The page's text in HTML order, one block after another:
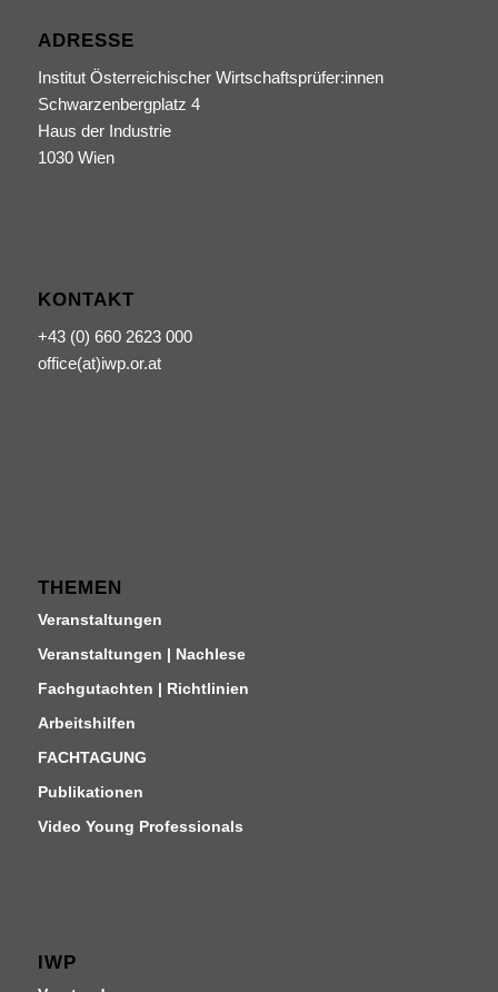
ADRESSE
Institut Österreichischer Wirtschaftsprüfer:innen
Schwarzenbergplatz 4
Haus der Industrie
1030 Wien
KONTAKT
+43 (0) 660 2623 000
office(at)iwp.or.at
THEMEN
Veranstaltungen
Veranstaltungen | Nachlese
Fachgutachten | Richtlinien
Arbeitshilfen
FACHTAGUNG
Publikationen
Video Young Professionals
IWP